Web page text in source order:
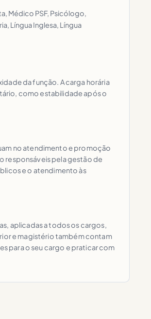
Médico PSF, Psicólogo,
Língua Inglesa, Língua
da função. A carga horária
como estabilidade após o
no atendimento e promoção
responsáveis pela gestão de
e o atendimento às
aplicadas a todos os cargos,
e magistério também contam
para o seu cargo e praticar com